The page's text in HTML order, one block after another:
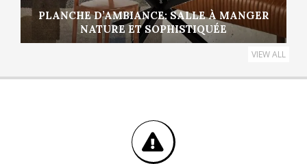
PLANCHE D’AMBIANCE: SALLE À MANGER
NATURE ET SOPHISTIQUÉE
VIEW ALL